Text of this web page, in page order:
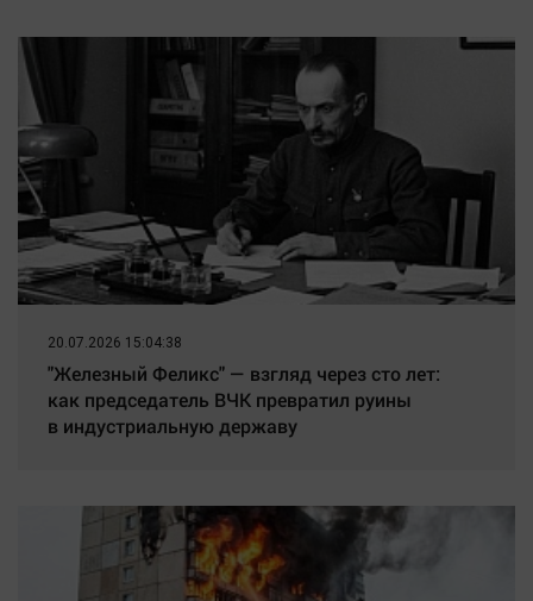
20.07.2026 15:04:38
"Железный Феликс" — взгляд через сто лет:
как председатель ВЧК превратил руины
в индустриальную державу